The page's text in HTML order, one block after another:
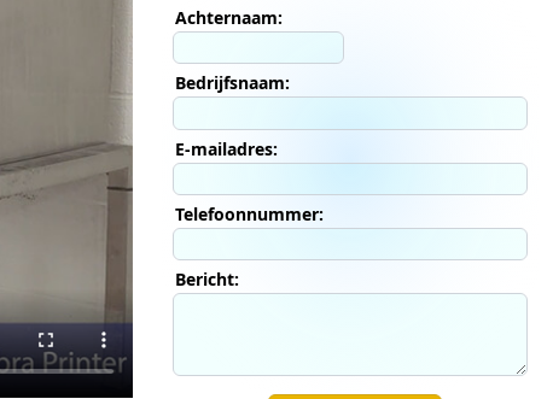
Achternaam:
Bedrijfsnaam:
E-mailadres:
Telefoonnummer:
Bericht: